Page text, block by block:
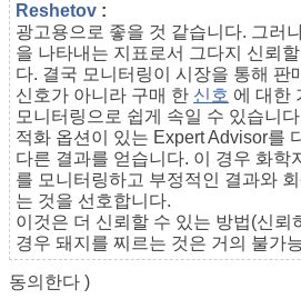
Reshetov :
광고용으로 좋을 것 같습니다. 그러
을 나타내는 지표로서 그다지 신뢰
다. 결국 모니터링이 시장을 통해 판
신호가 아니라 구매 한 신호 에 대한
모니터링으로 쉽게 속일 수 있습니
적화 옵션이 있는 Expert Advisor를
다른 결과를 얻습니다. 이 경우 화학
를 모니터링하고 부정적인 결과와
는 것을 선호합니다.
이것은 더 신뢰할 수 있는 방법(신뢰
경우 돼지를 찌르는 것은 거의 불가
동의한다 )